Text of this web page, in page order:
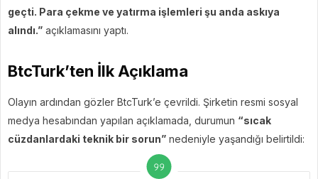
geçti. Para çekme ve yatırma işlemleri şu anda askıya
alındı.” açıklamasını yaptı.
BtcTurk’ten İlk Açıklama
Olayın ardından gözler BtcTurk’e çevrildi. Şirketin resmi sosyal
medya hesabından yapılan açıklamada, durumun “sıcak
cüzdanlardaki teknik bir sorun” nedeniyle yaşandığı belirtildi: